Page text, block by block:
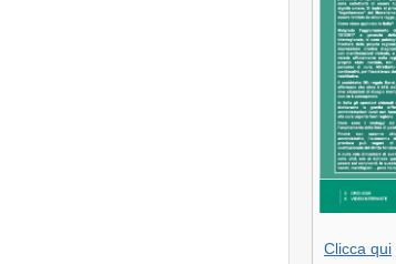
Clicca qui